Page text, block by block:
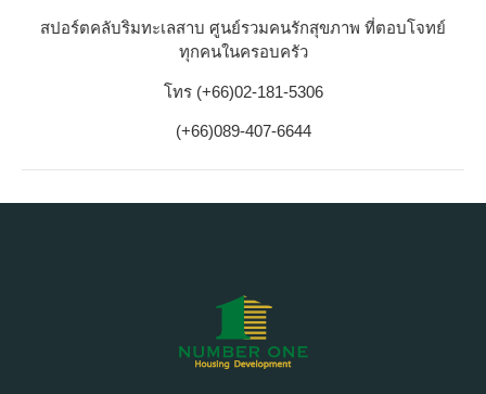
สปอร์ตคลับริมทะเลสาบ ศูนย์รวมคนรักสุขภาพ ที่ตอบโจทย์
ทุกคนในครอบครัว
โทร (+66)02-181-5306
(+66)089-407-6644